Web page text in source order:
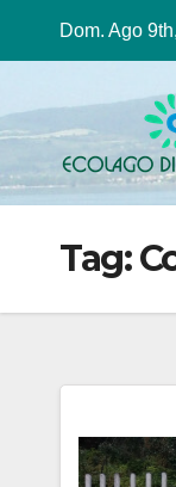
Dom. Ago
Tag: